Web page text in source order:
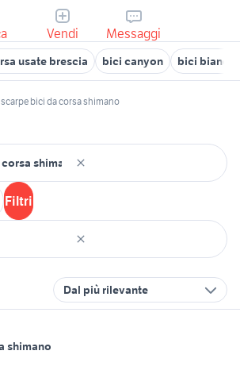
Vendi Messaggi
usate brescia bici canyon bici
scarpe bici da corsa shimano
Filtri
Dal più rilevante
shimano